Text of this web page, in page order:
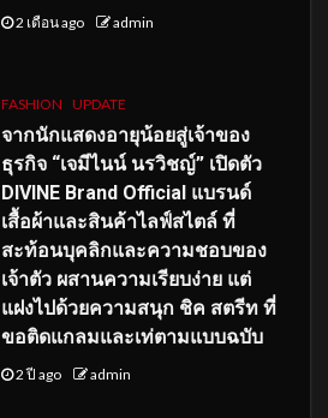
2 เดือน ago admin
FASHION UPDATE
จากนักแสดงอายุน้อยสู่เจ้าของ
ธุรกิจ “เจมีไนน์ นรวิชญ์” เปิดตัว
DIVINE Brand Official แบรนด์
เสื้อผ้าและสินค้าไลฟ์สไตล์ ที่
สะท้อนบุคลิกและความชอบของ
เจ้าตัว ผสานความเรียบง่าย แต่
แฝงไปด้วยความสนุก ชิค สตรีท ที่
ขอติดแกลมและเท่ตามแบบฉบับ
2 ปี ago admin